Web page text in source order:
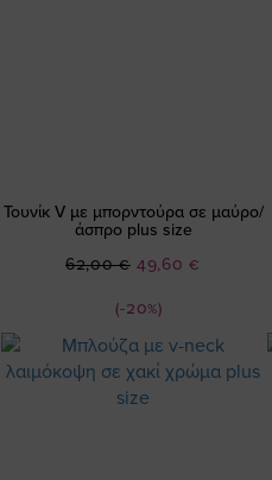
Τουνίκ V με μπορντούρα σε μαύρο/
άσπρο plus size
(-20%)
Ειδική
49,60 €
62,00 €